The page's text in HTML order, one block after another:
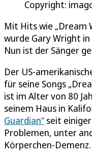
Copyright:
Mit Hits wie „Dream
wurde Gary Wright in
Nun ist der Sänger
Der US-
für seine Songs
ist im Alter von 80
seinem Haus in
Guardian“ seit
Problemen, unter
Körperchen-Demenz.